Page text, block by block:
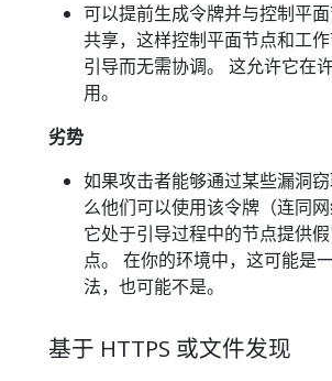
可以提前生成令牌并与控制平
共享，这样控制平面节点和工
引导而无需协调。 这允许它在
用。
劣势
如果攻击者能够通过某些漏洞
么他们可以使用该令牌（连同
它处于引导过程中的节点提供
点。 在你的环境中，这可能是
法，也可能不是。
基于 HTTPS 或文件发现